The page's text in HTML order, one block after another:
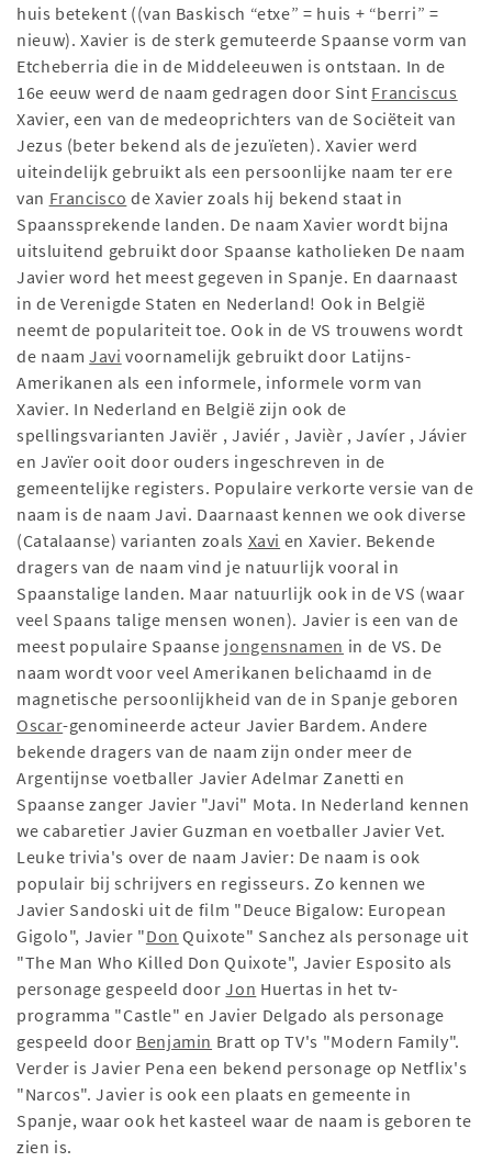
huis betekent ((van Baskisch “etxe” = huis + “berri” =
nieuw). Xavier is de sterk gemuteerde Spaanse vorm van
Etcheberria die in de Middeleeuwen is ontstaan. In de
16e eeuw werd de naam gedragen door Sint Franciscus
Xavier, een van de medeoprichters van de Sociëteit van
Jezus (beter bekend als de jezuïeten). Xavier werd
uiteindelijk gebruikt als een persoonlijke naam ter ere
van Francisco de Xavier zoals hij bekend staat in
Spaanssprekende landen. De naam Xavier wordt bijna
uitsluitend gebruikt door Spaanse katholieken De naam
Javier word het meest gegeven in Spanje. En daarnaast
in de Verenigde Staten en Nederland! Ook in België
neemt de populariteit toe. Ook in de VS trouwens wordt
de naamJavi voornamelijk gebruikt door Latijns-
Amerikanen als een informele, informele vorm van
Xavier. In Nederland en België zijn ook de
spellingsvarianten Javiër , Javiér , Javièr , Javíer , Jávier
en Javïer ooit door ouders ingeschreven in de
gemeentelijke registers. Populaire verkorte versie van de
naam is de naam Javi. Daarnaast kennen we ook diverse
(Catalaanse) varianten zoals Xavi en Xavier. Bekende
dragers van de naam vind je natuurlijk vooral in
Spaanstalige landen. Maar natuurlijk ook in de VS (waar
veel Spaans talige mensen wonen). Javier is een van de
meest populaire Spaanse jongensnamen in de VS. De
naam wordt voor veel Amerikanen belichaamd in de
magnetische persoonlijkheid van de in Spanje geboren
Oscar-genomineerde acteur Javier Bardem. Andere
bekende dragers van de naam zijn onder meer de
Argentijnse voetballer Javier Adelmar Zanetti en
Spaanse zanger Javier "Javi" Mota. In Nederland kennen
we cabaretier Javier Guzman en voetballer Javier Vet.
Leuke trivia's over de naam Javier: De naam is ook
populair bij schrijvers en regisseurs. Zo kennen we
Javier Sandoski uit de film "Deuce Bigalow: European
Gigolo", Javier "Don Quixote" Sanchez als personage uit
"The Man Who Killed Don Quixote", Javier Esposito als
personage gespeeld doorJon Huertas in het tv-
programma "Castle" en Javier Delgado als personage
gespeeld door Benjamin Bratt op TV's "Modern Family".
Verder is Javier Pena een bekend personage op Netflix's
"Narcos". Javier is ook een plaats en gemeente in
Spanje, waar ook het kasteel waar de naam is geboren te
zien is.